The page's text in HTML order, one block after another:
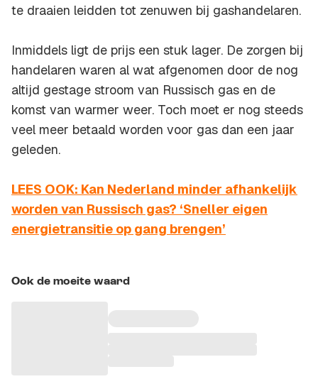
te draaien leidden tot zenuwen bij gashandelaren.
Inmiddels ligt de prijs een stuk lager. De zorgen bij
handelaren waren al wat afgenomen door de nog
altijd gestage stroom van Russisch gas en de
komst van warmer weer. Toch moet er nog steeds
veel meer betaald worden voor gas dan een jaar
geleden.
LEES OOK: Kan Nederland minder afhankelijk
worden van Russisch gas? ‘Sneller eigen
energietransitie op gang brengen’
Ook de moeite waard